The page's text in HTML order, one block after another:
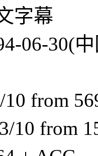
幕
06-30(
from
from